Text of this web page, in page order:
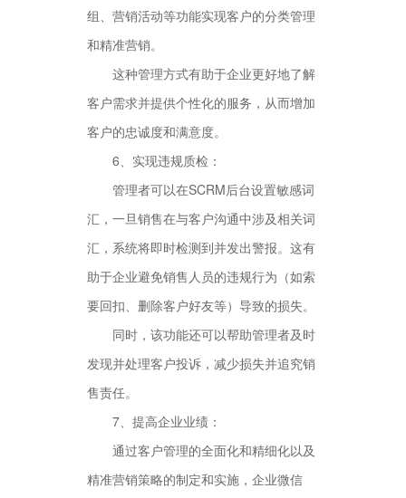
组、营销活动等功能实现客户的分类管理
和精准营销。
这种管理方式有助于企业更好地了解
客户需求并提供个性化的服务，从而增加
客户的忠诚度和满意度。
6、实现违规质检：
管理者可以在SCRM后台设置敏感词
汇，一旦销售在与客户沟通中涉及相关词
汇，系统将即时检测到并发出警报。这有
助于企业避免销售人员的违规行为（如索
要回扣、删除客户好友等）导致的损失。
同时，该功能还可以帮助管理者及时
发现并处理客户投诉，减少损失并追究销
售责任。
7、提高企业业绩：
通过客户管理的全面化和精细化以及
精准营销策略的制定和实施，企业微信